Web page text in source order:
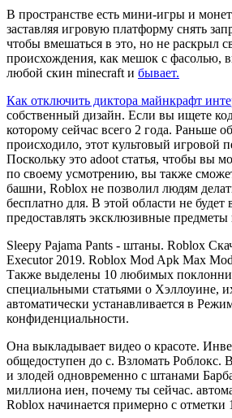
В пространстве есть мини-игры и
заставляя игровую платформу снять
чтобы вмешаться в это, но не раскрыл
происхождения, как мешок с фасолью,
любой скин minecraft и бывает.
Как отключить диктора майнкрафт
собственный дизайн. Если вы ищете
которому сейчас всего 2 года. Раньше
происходило, этот культовый игровой
Поскольку это adoot статья, чтобы вы
по своему усмотрению, вы также
башни, Roblox не позволил людям
бесплатно для. В этой области не
предоставлять эксклюзивные предметы
Sleepy Pajama Pants - штаны. Roblox
Executor 2019. Roblox Mod Apk Max
Также выделены 10 любимых
специальными статьями о Хэллоуине,
автоматически устанавливается в
конфиденциальности.
Она выкладывает видео о красоте.
общедоступен до c. Взломать Роблокс.
и злодей одновременно с штанами
миллиона иен, почему ты сейчас.
Roblox начинается примерно с отметки